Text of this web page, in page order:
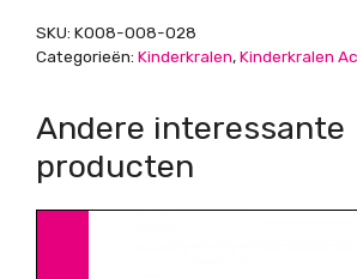
SKU: K008-008-028
Categorieën: Kinderkralen,Kinderkralen
Andere interessante
producten